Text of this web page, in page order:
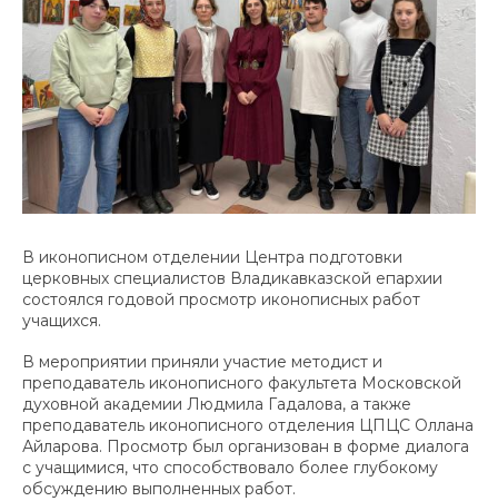
В иконописном отделении Центра подготовки
церковных специалистов Владикавказской епархии
состоялся годовой просмотр иконописных работ
учащихся.
В мероприятии приняли участие методист и
преподаватель иконописного факультета Московской
духовной академии Людмила Гадалова, а также
преподаватель иконописного отделения ЦПЦС Оллана
Айларова. Просмотр был организован в форме диалога
с учащимися, что способствовало более глубокому
обсуждению выполненных работ.